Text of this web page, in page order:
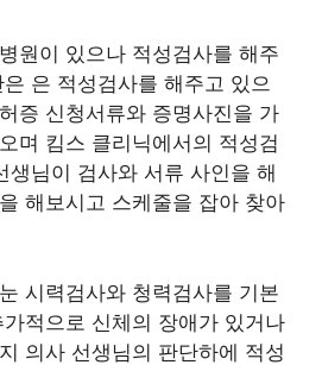
원이 있으나 적성검사를 해주
은 적성검사를 해주고 있으
증 신청서류와 증명사진을 가
며 킴스 클리닉에서의 적성검
생님이 검사와 서류 사인을 해
해보시고 스케줄을 잡아 찾아
시력검사와 청력검사를 기본
적으로 신체의 장애가 있거나
의사 선생님의 판단하에 적성